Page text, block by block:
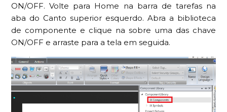
ON/OFF. Volte para Home na barra de tarefas na
aba do Canto superior esquerdo. Abra a biblioteca
de componente e clique na sobre uma das chave
ON/OFF e arraste para a tela em seguida.